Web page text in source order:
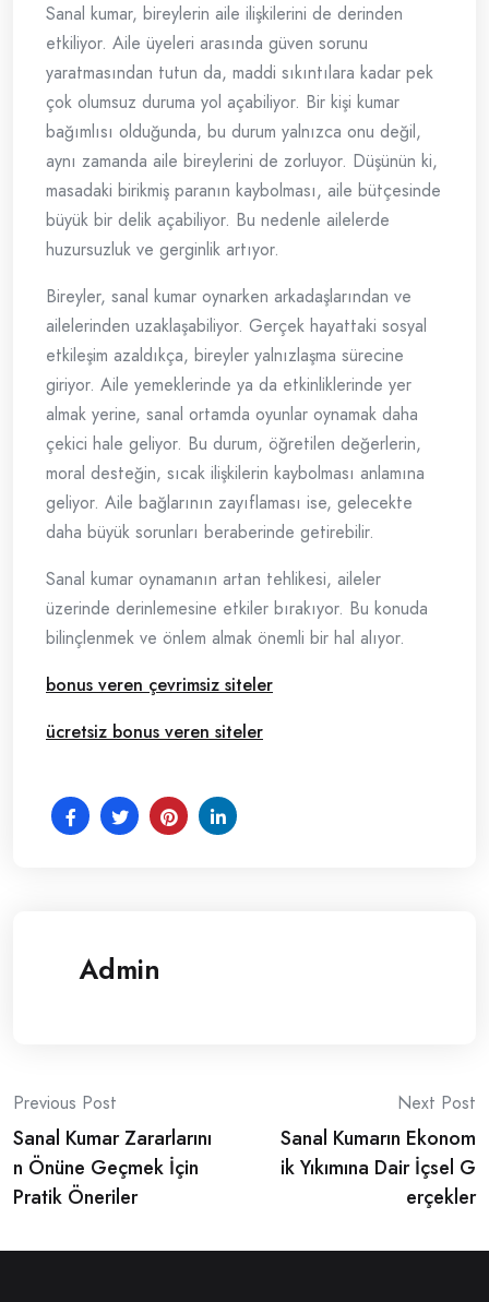
Sanal kumar, bireylerin aile ilişkilerini de derinden
etkiliyor. Aile üyeleri arasında güven sorunu
yaratmasından tutun da, maddi sıkıntılara kadar pek
çok olumsuz duruma yol açabiliyor. Bir kişi kumar
bağımlısı olduğunda, bu durum yalnızca onu değil,
aynı zamanda aile bireylerini de zorluyor. Düşünün ki,
masadaki birikmiş paranın kaybolması, aile bütçesinde
büyük bir delik açabiliyor. Bu nedenle ailelerde
huzursuzluk ve gerginlik artıyor.
Bireyler, sanal kumar oynarken arkadaşlarından ve
ailelerinden uzaklaşabiliyor. Gerçek hayattaki sosyal
etkileşim azaldıkça, bireyler yalnızlaşma sürecine
giriyor. Aile yemeklerinde ya da etkinliklerinde yer
almak yerine, sanal ortamda oyunlar oynamak daha
çekici hale geliyor. Bu durum, öğretilen değerlerin,
moral desteğin, sıcak ilişkilerin kaybolması anlamına
geliyor. Aile bağlarının zayıflaması ise, gelecekte
daha büyük sorunları beraberinde getirebilir.
Sanal kumar oynamanın artan tehlikesi, aileler
üzerinde derinlemesine etkiler bırakıyor. Bu konuda
bilinçlenmek ve önlem almak önemli bir hal alıyor.
bonus veren çevrimsiz siteler
ücretsiz bonus veren siteler
Admin
Post
navigation
Previous Post
Sanal Kumar Zararlarını
n Önüne Geçmek İçin
Pratik Öneriler
Next Post
Sanal Kumarın Ekonom
ik Yıkımına Dair İçsel G
erçekler